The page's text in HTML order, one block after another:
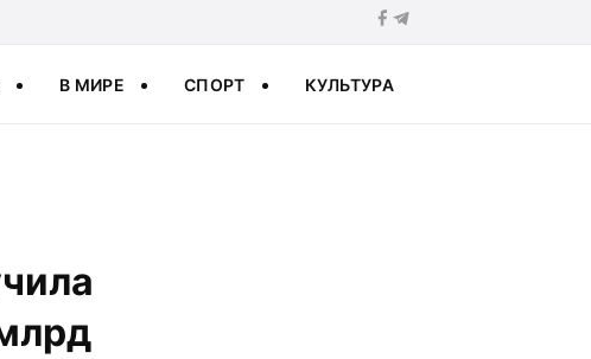
В МИРЕ СПОРТ КУЛЬТУРА